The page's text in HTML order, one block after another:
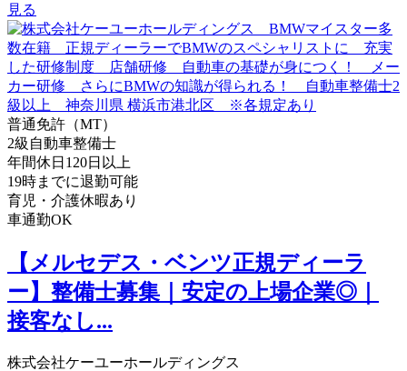
見る
普通免許（MT）
2級自動車整備士
年間休日120日以上
19時までに退勤可能
育児・介護休暇あり
車通勤OK
【メルセデス・ベンツ正規ディーラ
ー】整備士募集｜安定の上場企業◎｜
接客なし...
株式会社ケーユーホールディングス